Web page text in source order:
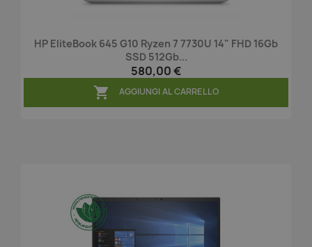
HP EliteBook 645 G10 Ryzen 7 7730U 14" FHD 16Gb
SSD 512Gb...
580,00 €
 AGGIUNGI AL CARRELLO